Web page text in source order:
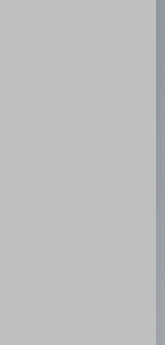
plastové na